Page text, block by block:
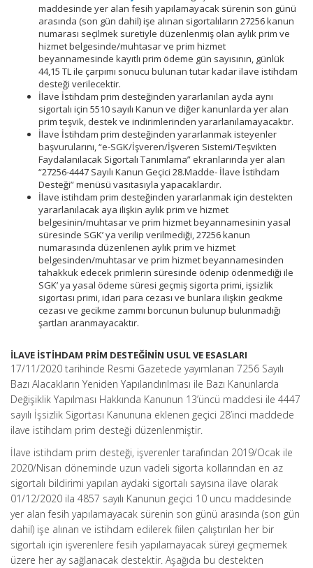
maddesinde yer alan fesih yapılamayacak sürenin son günü
arasında (son gün dahil) işe alınan sigortalıların 27256 kanun
numarası seçilmek suretiyle düzenlenmiş olan aylık prim ve
hizmet belgesinde/muhtasar ve prim hizmet
beyannamesinde kayıtlı prim ödeme gün sayısının, günlük
44,15 TL ile çarpımı sonucu bulunan tutar kadar ilave istihdam
desteği verilecektir.
İlave İstihdam prim desteğinden yararlanılan ayda aynı
sigortalı için 5510 sayılı Kanun ve diğer kanunlarda yer alan
prim teşvik, destek ve indirimlerinden yararlanılamayacaktır.
İlave İstihdam prim desteğinden yararlanmak isteyenler
başvurularını, “e-SGK/İşveren/İşveren Sistemi/Teşvikten
Faydalanılacak Sigortalı Tanımlama” ekranlarında yer alan
“27256-4447 Sayılı Kanun Geçici 28.Madde- İlave İstihdam
Desteği” menüsü vasıtasıyla yapacaklardır.
İlave istihdam prim desteğinden yararlanmak için destekten
yararlanılacak aya ilişkin aylık prim ve hizmet
belgesinin/muhtasar ve prim hizmet beyannamesinin yasal
süresinde SGK’ ya verilip verilmediği, 27256 kanun
numarasında düzenlenen aylık prim ve hizmet
belgesinden/muhtasar ve prim hizmet beyannamesinden
tahakkuk edecek primlerin süresinde ödenip ödenmediği ile
SGK’ ya yasal ödeme süresi geçmiş sigorta primi, işsizlik
sigortası primi, idari para cezası ve bunlara ilişkin gecikme
cezası ve gecikme zammı borcunun bulunup bulunmadığı
şartları aranmayacaktır.
İLAVE İSTİHDAM PRİM DESTEĞİNİN USUL VE ESASLARI
17/11/2020 tarihinde Resmi Gazetede yayımlanan 7256 Sayılı
Bazı Alacakların Yeniden Yapılandırılması ile Bazı Kanunlarda
Değişiklik Yapılması Hakkında Kanunun 13’üncü maddesi ile 4447
sayılı İşsizlik Sigortası Kanununa eklenen geçici 28’inci maddede
ilave istihdam prim desteği düzenlenmiştir.
İlave istihdam prim desteği, işverenler tarafından 2019/Ocak ile
2020/Nisan döneminde uzun vadeli sigorta kollarından en az
sigortalı bildirimi yapılan aydaki sigortalı sayısına ilave olarak
01/12/2020 ila 4857 sayılı Kanunun geçici 10 uncu maddesinde
yer alan fesih yapılamayacak sürenin son günü arasında (son gün
dahil) işe alınan ve istihdam edilerek fiilen çalıştırılan her bir
sigortalı için işverenlere fesih yapılamayacak süreyi geçmemek
üzere her ay sağlanacak destektir. Aşağıda bu destekten